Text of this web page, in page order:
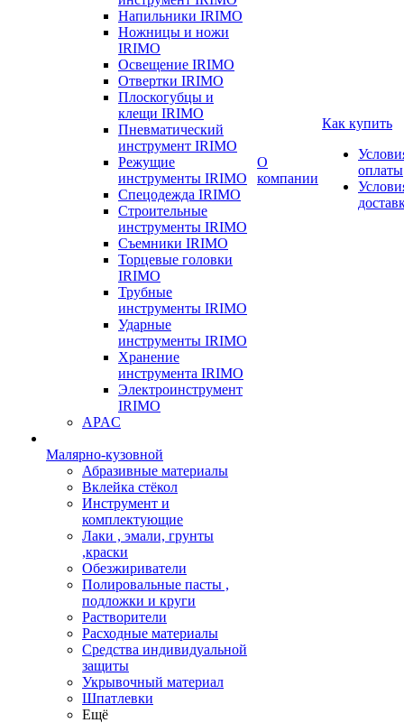
Напильники IRIMO
Ножницы и ножи
IRIMO
Освещение IRIMO
Отвертки IRIMO
Плоскогубцы и
клещи IRIMO
Пневматический
инструмент IRIMO
Режущие
инструменты IRIMO
Спецодежда IRIMO
Строительные
инструменты IRIMO
Съемники IRIMO
Торцевые головки
IRIMO
Трубные
инструменты IRIMO
Ударные
инструменты IRIMO
Хранение
инструмента IRIMO
Электроинструмент
IRIMO
APAC
Малярно-кузовной
Абразивные материалы
Вклейка стёкол
Инструмент и
комплектующие
Лаки , эмали, грунты
,краски
Обезжириватели
Полировальные пасты ,
подложки и круги
Растворители
Расходные материалы
Средства индивидуальной
защиты
Укрывочный материал
Шпатлевки
Ещё
О
компании
Как купить
оплаты